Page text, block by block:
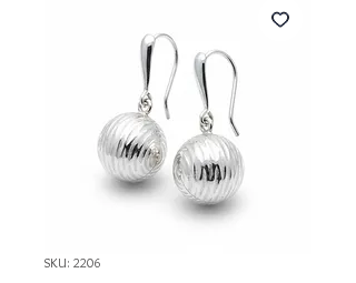
SKU: 2206